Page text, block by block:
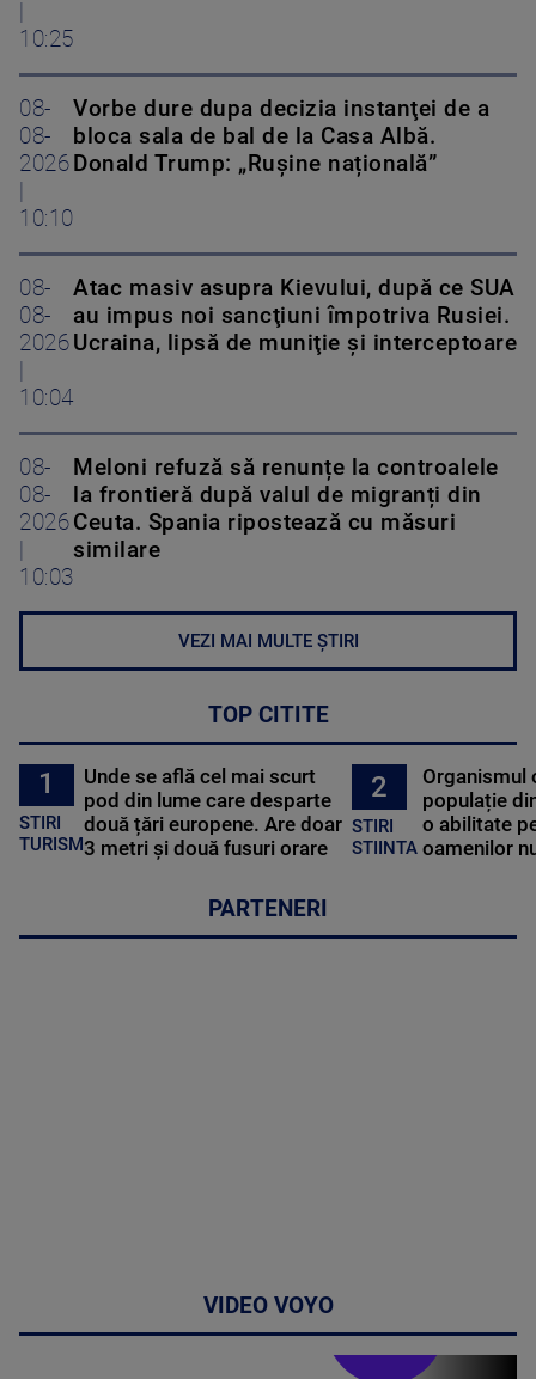
10:25
08-
08-
2026
10:10
Vorbe dure dupa decizia instanţei de a
bloca sala de bal de la Casa Albă.
Donald Trump: „Rușine națională”
08-
08-
2026
10:04
Atac masiv asupra Kievului, după ce SUA
au impus noi sancţiuni împotriva Rusiei.
Ucraina, lipsă de muniţie şi interceptoare
08-
08-
2026
10:03
Meloni refuză să renunțe la controalele
la frontieră după valul de migranți din
Ceuta. Spania ripostează cu măsuri
similare
VEZI MAI MULTE ȘTIRI
TOP CITITE
1
STIRI
TURISM
Unde se află cel mai scurt
pod din lume care desparte
două țări europene. Are doar
3 metri și două fusuri orare
2
STIRI
STIINTA
Organismul
populație
o abilitate
oamenilor
PARTENERI
VIDEO VOYO